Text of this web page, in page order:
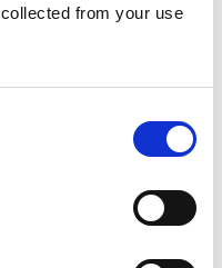
from your use
i 1987
af
Peter